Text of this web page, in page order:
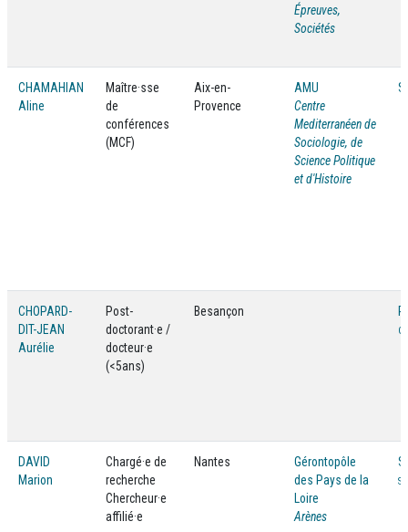
Épreuves,
Sociétés
CHAMAHIAN
Aline
Maître·sse
de
conférences
(MCF)
Aix-en-
Provence
AMU
Centre
Mediterranéen de
Sociologie, de
Science Politique
et d'Histoire
CHOPARD-
DIT-JEAN
Aurélie
Post-
doctorant·e /
docteur·e
(<5ans)
Besançon
DAVID
Marion
Chargé·e de
recherche
Chercheur·e
affilié·e
Nantes
Gérontopôle
des Pays de la
Loire
Arènes